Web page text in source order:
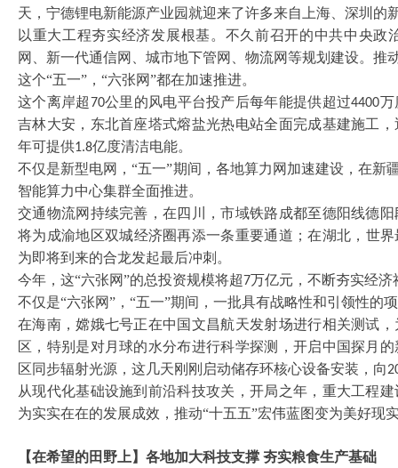
天，宁德锂电新能源产业园就迎来了许多来自上海、深圳的
以重大工程夯实经济发展根基。不久前召开的中共中央
网、新一代通信网、城市地下管网、物流网等规划建设。推
这个“五一”，“六张网”都在加速推进。
这个离岸超 70公里的风电平台投产后每年能提供超过4400万
吉林大安，东北首座塔式熔盐光热电站全面完成基建施工
年可提供1.8亿度清洁电能。
不仅是新型电网，“五一”期间，各地算力网加速建设，在新
智能算力中心集群全面推进。
交通物流网持续完善，在四川，市域铁路成都至德阳线德
将为成渝地区双城经济圈再添一条重要通道；在湖北，世
为即将到来的合龙发起最后冲刺。
今年，这“六张网”的总投资规模将超 7万亿元，不断夯实经济
不仅是“六张网”，“五一”期间，一批具有战略性和引领性的
在海南，嫦娥七号正在中国文昌航天发射场进行相关测试
区，特别是对月球的水分布进行科学探测，开启中国探月
区同步辐射光源，这几天刚刚启动储存环核心设备安装，向
从现代化基础设施到前沿科技攻关，开局之年，重大工程
为实实在在的发展成效，推动“十五五”宏伟蓝图变为美好现
【在希望的田野上】各地加大科技支撑 夯实粮食生产基础